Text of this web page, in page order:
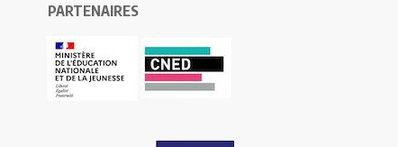
PARTENAIRES